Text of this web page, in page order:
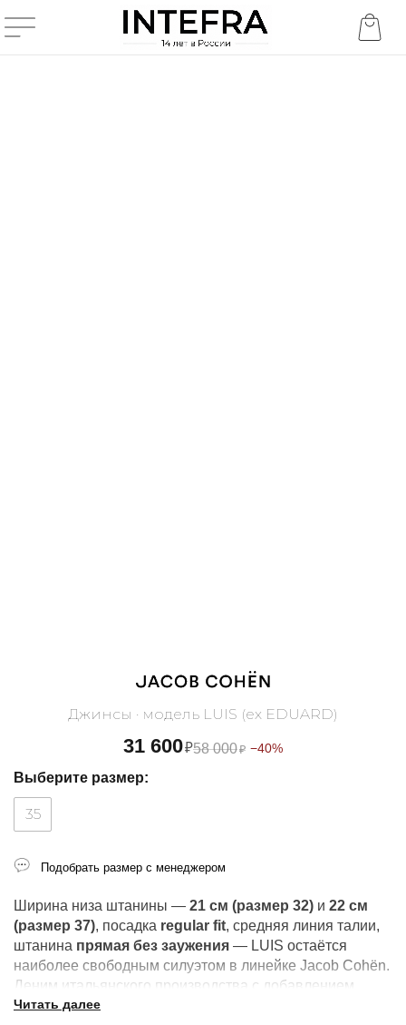
Джинсы · модель LUIS (ex EDUARD)
31 600₽58 000₽ −40%
Ширина низа штанины — 21 см (размер 32) и 22 см
(размер 37), посадка regular fit, средняя линия талии,
штанина прямая без заужения — LUIS остаётся
наиболее свободным силуэтом в линейке Jacob Cohën.
Деним итальянского производства с добавлением
эластана держит форму и сохраняет посадку.
Читать далее
Выберите размер:
35
Подобрать размер с менеджером